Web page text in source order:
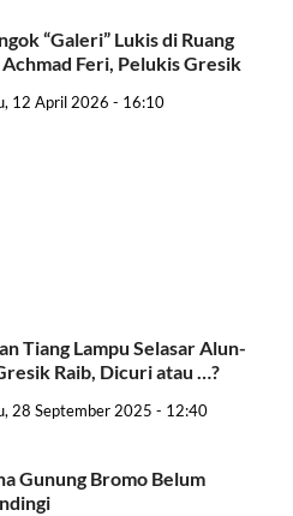
“Galeri” Lukis di Ruang
Achmad Feri, Pelukis Gresik
12 April 2026 - 16:10
Tiang Lampu Selasar Alun-
Raib, Dicuri atau …?
28 September 2025 - 12:40
Gunung Bromo Belum